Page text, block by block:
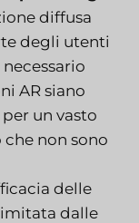
diffusa
degli utenti
AR siano
un vasto
non sono
delle
dalle